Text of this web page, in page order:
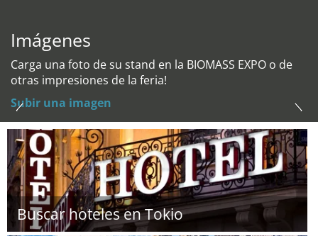
Imágenes
Carga una foto de su stand en la BIOMASS EXPO o de
otras impresiones de la feria!
Subir una imagen
Buscar hoteles en Tokio